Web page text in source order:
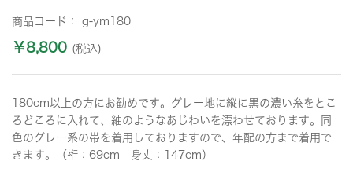
商品コード： g-ym180
￥8,800 (税込)
180cm以上の方にお勧めです。グレー地に縦に黒の濃い糸をとこ
ろどころに入れて、紬のようなあじわいを漂わせております。同
色のグレー系の帯を着用しておりますので、年配の方まで着用で
きます。（裄：69cm 身丈：147cm）